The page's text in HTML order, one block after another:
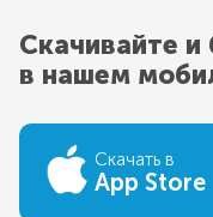
Скачивайте и
в нашем
Скачать в
App Store